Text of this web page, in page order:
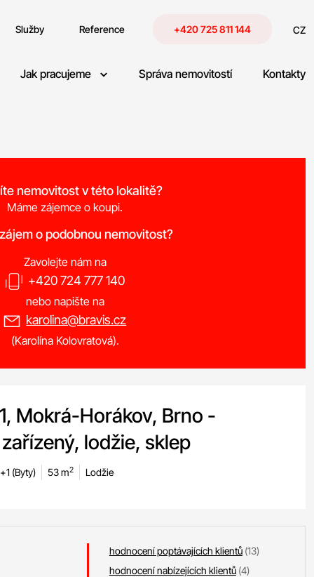
Služby Reference +420 725 811 144 CZ
Jak pracujeme Správa nemovitostí Kontakty
nemovitost v této lokalitě?
Máme zájemce o koupi.
o podobnou nemovitost?
Zavolejte nám na
+420 724 777 140
nebo napište na
karolina@bravis.cz
(Karolína Kolovratová).
Mokrá-Horákov, Brno -
lodžie, sklep
(Byty) 53 m2 Lodžie
hodnocení poptávajících klientů (13)
hodnocení nabízejících klientů (4)